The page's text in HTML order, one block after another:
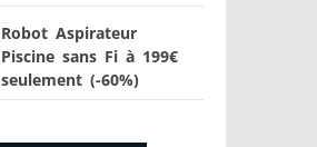
Robot Aspirateur
Piscine sans Fi à 199€
seulement (-60%)